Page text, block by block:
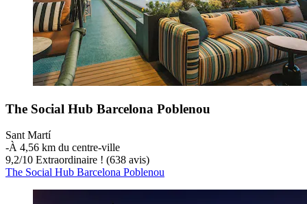
The Social Hub Barcelona Poblenou
Sant Martí
‐À 4,56 km du centre-ville
9,2/10 Extraordinaire ! (638 avis)
The Social Hub Barcelona Poblenou